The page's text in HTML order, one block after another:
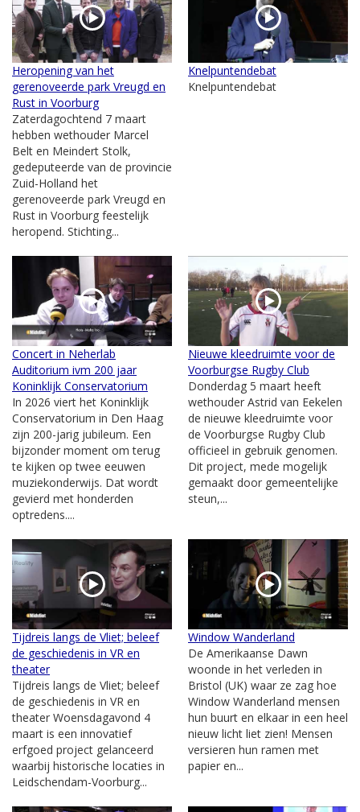
Heropening van het
gerenoveerde park Vreugd en
Rust in Voorburg
Zaterdagochtend 7 maart
hebben wethouder Marcel
Belt en Meindert Stolk,
gedeputeerde van de provincie
Zuid-Holland het
gerenoveerde park Vreugd en
Rust in Voorburg feestelijk
heropend. Stichting...
Knelpuntendebat
Knelpuntendebat
Concert in Neherlab
Auditorium ivm 200 jaar
Koninklijk Conservatorium
In 2026 viert het Koninklijk
Conservatorium in Den Haag
zijn 200-jarig jubileum. Een
bijzonder moment om terug
te kijken op twee eeuwen
muziekonderwijs. Dat wordt
gevierd met honderden
optredens....
Nieuwe kleedruimte voor de
Voorburgse Rugby Club
Donderdag 5 maart heeft
wethouder Astrid van Eekelen
de nieuwe kleedruimte voor
de Voorburgse Rugby Club
officieel in gebruik genomen.
Dit project, mede mogelijk
gemaakt door gemeentelijke
steun,...
Tijdreis langs de Vliet; beleef
de geschiedenis in VR en
theater
Tijdreis langs de Vliet; beleef
de geschiedenis in VR en
theater Woensdagavond 4
maart is een innovatief
erfgoed project gelanceerd
waarbij historische locaties in
Leidschendam-Voorburg...
Window Wanderland
De Amerikaanse Dawn
woonde in het verleden in
Bristol (UK) waar ze zag hoe
Window Wanderland mensen
hun buurt en elkaar in een heel
nieuw licht liet zien! Mensen
versieren hun ramen met
papier en...